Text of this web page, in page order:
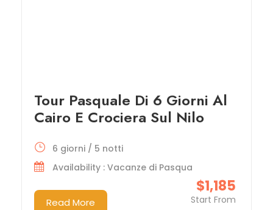
Tour Pasquale Di 6 Giorni Al
Cairo E Crociera Sul Nilo
$1,185
Start From
6 giorni / 5 notti
Availability : Vacanze di Pasqua
Read More